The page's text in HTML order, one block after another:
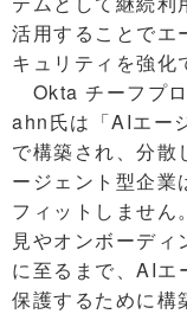
活用することでエ
キュリティを強化
Okta チーフプ
ahn氏は「AIエー
で構築され、分散
ージェント型企業
フィットしませ
見やオンボーデ
に至るまで、AIエ
保護するために構